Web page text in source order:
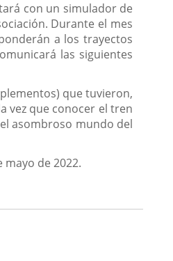
con un simulador de
Durante el mes
a los trayectos
las siguientes
que tuvieron,
vez que conocer el tren
asombroso mundo del
de 2022.